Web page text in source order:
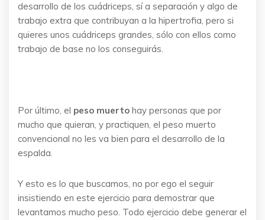
desarrollo de los cuádriceps, sí a separación y algo de
trabajo extra que contribuyan a la hipertrofia, pero si
quieres unos cuádriceps grandes, sólo con ellos como
trabajo de base no los conseguirás.
Por último, el peso muerto hay personas que por
mucho que quieran, y practiquen, el peso muerto
convencional no les va bien para el desarrollo de la
espalda.
Y esto es lo que buscamos, no por ego el seguir
insistiendo en este ejercicio para demostrar que
levantamos mucho peso. Todo ejercicio debe generar el